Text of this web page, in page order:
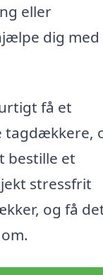
eller
dig med
få et
tagdækkere,
bestille et
stressfrit
og få